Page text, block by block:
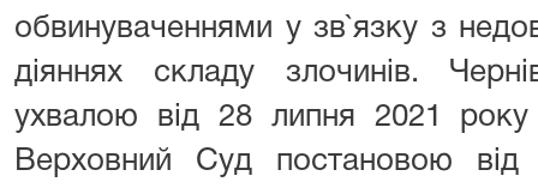
обвинуваченнями у зв`язку з
діяннях складу злочинів.
ухвалою від 28 липня 2021
Верховний Суд постановою